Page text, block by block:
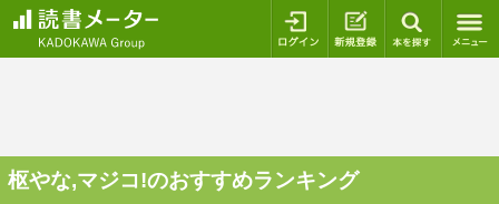
ログイン 新規登録
枢やな,マジコ!のおすすめランキング